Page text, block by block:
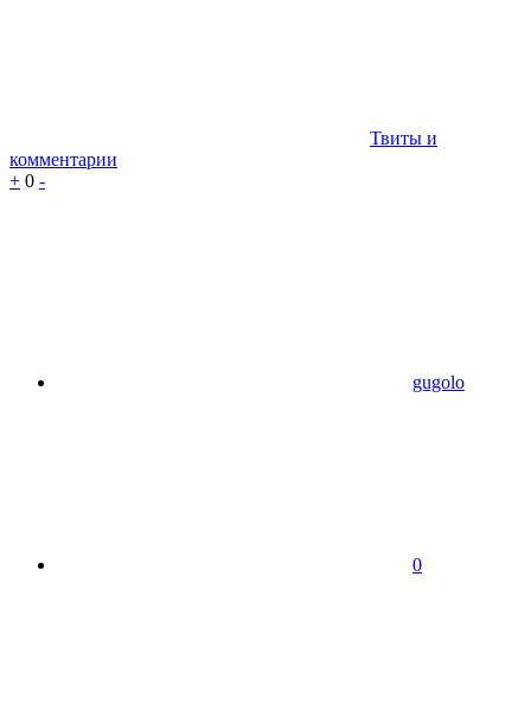
Твиты и
комментарии
+ 0 -
gugolo
0